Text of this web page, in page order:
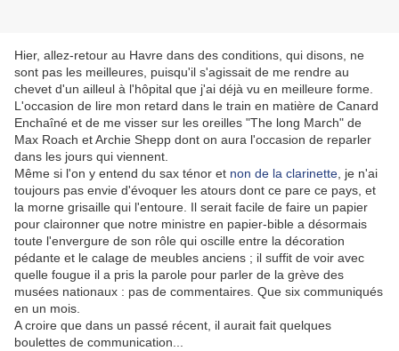
Hier, allez-retour au Havre dans des conditions, qui disons, ne
sont pas les meilleures, puisqu'il s'agissait de me rendre au
chevet d'un ailleul à l'hôpital que j'ai déjà vu en meilleure forme.
L'occasion de lire mon retard dans le train en matière de Canard
Enchaîné et de me visser sur les oreilles "The long March" de
Max Roach et Archie Shepp dont on aura l'occasion de reparler
dans les jours qui viennent.
Même si l'on y entend du sax ténor et non de la clarinette , je n'ai
toujours pas envie d'évoquer les atours dont ce pare ce pays, et
la morne grisaille qui l'entoure. Il serait facile de faire un papier
pour claironner que notre ministre en papier-bible a désormais
toute l'envergure de son rôle qui oscille entre la décoration
pédante et le calage de meubles anciens ; il suffit de voir avec
quelle fougue il a pris la parole pour parler de la grève des
musées nationaux : pas de commentaires. Que six communiqués
en un mois.
A croire que dans un passé récent, il aurait fait quelques
boulettes de communication...